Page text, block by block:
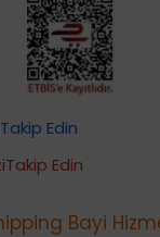
Edin
Edin
Bayi